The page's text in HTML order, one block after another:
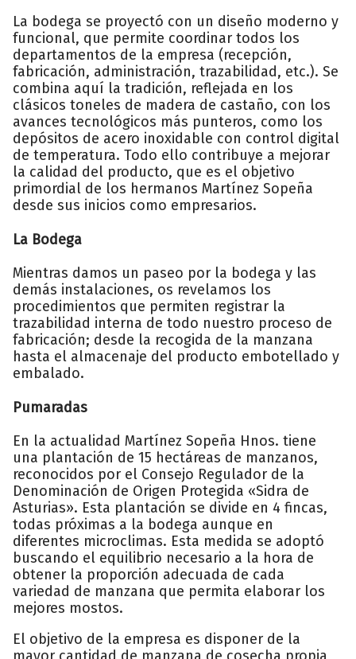
La bodega se proyectó con un diseño moderno y
funcional, que permite coordinar todos los
departamentos de la empresa (recepción,
fabricación, administración, trazabilidad, etc.). Se
combina aquí la tradición, reflejada en los
clásicos toneles de madera de castaño, con los
avances tecnológicos más punteros, como los
depósitos de acero inoxidable con control digital
de temperatura. Todo ello contribuye a mejorar
la calidad del producto, que es el objetivo
primordial de los hermanos Martínez Sopeña
desde sus inicios como empresarios.
La Bodega
Mientras damos un paseo por la bodega y las
demás instalaciones, os revelamos los
procedimientos que permiten registrar la
trazabilidad interna de todo nuestro proceso de
fabricación; desde la recogida de la manzana
hasta el almacenaje del producto embotellado y
embalado.
Pumaradas
En la actualidad Martínez Sopeña Hnos. tiene
una plantación de 15 hectáreas de manzanos,
reconocidos por el Consejo Regulador de la
Denominación de Origen Protegida «Sidra de
Asturias». Esta plantación se divide en 4 fincas,
todas próximas a la bodega aunque en
diferentes microclimas. Esta medida se adoptó
buscando el equilibrio necesario a la hora de
obtener la proporción adecuada de cada
variedad de manzana que permita elaborar los
mejores mostos.
El objetivo de la empresa es disponer de la
mayor cantidad de manzana de cosecha propia,